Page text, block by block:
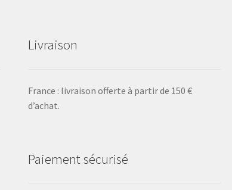
Livraison
France : livraison offerte à partir de 150 €
d’achat.
Paiement sécurisé